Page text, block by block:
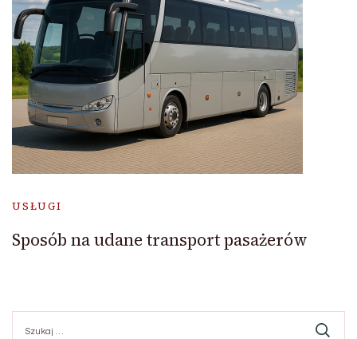
USŁUGI
Sposób na udane transport pasażerów